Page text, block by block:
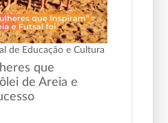
de Educação e Cultura
que
de Areia e